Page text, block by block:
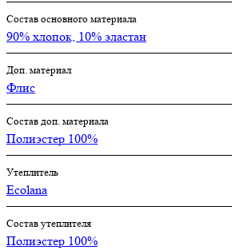
Состав основного материала
90% хлопок, 10% эластан
Доп. материал
Флис
Состав доп. материала
Полиэстер 100%
Утеплитель
Ecolana
Состав утеплителя
Полиэстер 100%